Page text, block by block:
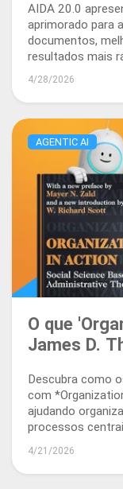
AIDA 20.0
aprimorado para
documentos,
resultados mais
empresariais em
4/28/2026
AGENTIC AI
O que
James D.
fluxos de
Descubra como
com
ajudando
processos
4/21/2026